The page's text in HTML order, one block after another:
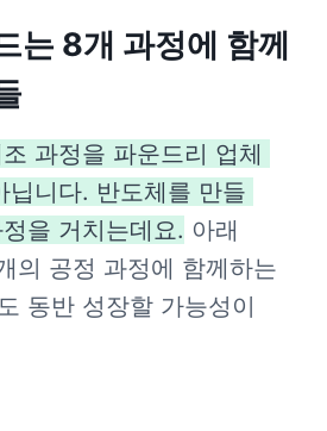
는 8개 과정에 함께
과정을 파운드리 업체
닙니다. 반도체를 만들
을 거치는데요. 아래
의 공정 과정에 함께하는
동반 성장할 가능성이